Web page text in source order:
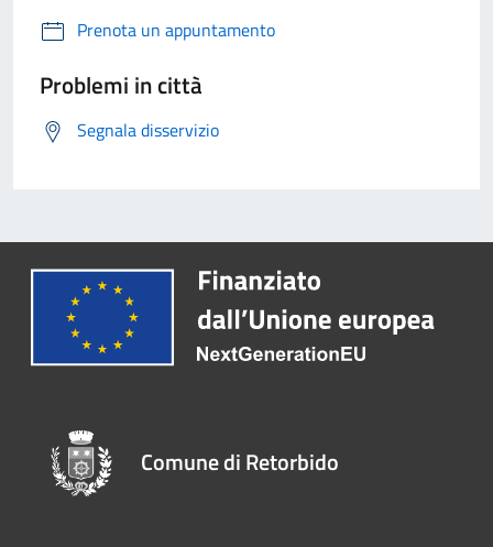
Prenota un appuntamento
Problemi in città
Segnala disservizio
Comune di Retorbido